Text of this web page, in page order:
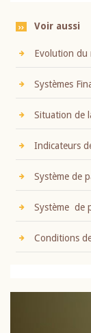
Voir aussi
Evolution du
Systèmes
Situation de
Indicateurs
Système de
Système de
Conditions